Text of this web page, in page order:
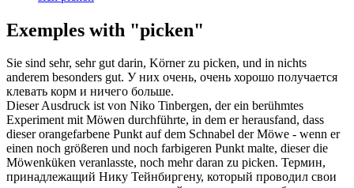
Exemples with "picken"
Sie sind sehr, sehr gut darin, Körner zu picken, und in nichts
anderem besonders gut. У них очень, очень хорошо получается
клевать корм и ничего больше.
Dieser Ausdruck ist von Niko Tinbergen, der ein berühmtes
Experiment mit Möwen durchführte, in dem er herausfand, dass
dieser orangefarbene Punkt auf dem Schnabel der Möwe - wenn er
einen noch größeren und noch farbigeren Punkt malte, dieser die
Möwenküken veranlasste, noch mehr daran zu picken. Термин,
принадлежащий Нику Тейнбиргену, который проводил свои